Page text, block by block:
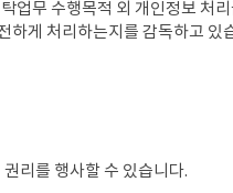
무 수행목적 외 개인정보 처리
하게 처리하는지를 감독하고 있
리를 행사할 수 있습니다.